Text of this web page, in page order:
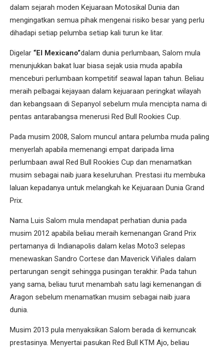
dalam sejarah moden Kejuaraan Motosikal Dunia dan
mengingatkan semua pihak mengenai risiko besar yang perlu
dihadapi setiap pelumba setiap kali turun ke litar.
Digelar “El Mexicano”dalam dunia perlumbaan, Salom mula
menunjukkan bakat luar biasa sejak usia muda apabila
menceburi perlumbaan kompetitif seawal lapan tahun. Beliau
meraih pelbagai kejayaan dalam kejuaraan peringkat wilayah
dan kebangsaan di Sepanyol sebelum mula mencipta nama di
pentas antarabangsa menerusi Red Bull Rookies Cup.
Pada musim 2008, Salom muncul antara pelumba muda paling
menyerlah apabila memenangi empat daripada lima
perlumbaan awal Red Bull Rookies Cup dan menamatkan
musim sebagai naib juara keseluruhan. Prestasi itu membuka
laluan kepadanya untuk melangkah ke Kejuaraan Dunia Grand
Prix.
Nama Luis Salom mula mendapat perhatian dunia pada
musim 2012 apabila beliau meraih kemenangan Grand Prix
pertamanya di Indianapolis dalam kelas Moto3 selepas
menewaskan Sandro Cortese dan Maverick Viñales dalam
pertarungan sengit sehingga pusingan terakhir. Pada tahun
yang sama, beliau turut menambah satu lagi kemenangan di
Aragon sebelum menamatkan musim sebagai naib juara
dunia.
Musim 2013 pula menyaksikan Salom berada di kemuncak
prestasinya. Menyertai pasukan Red Bull KTM Ajo, beliau